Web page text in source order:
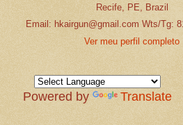
Recife, PE, Brazil
Email: hkairgun@gmail.com Wts/Tg:
Ver meu perfil completo
Powered by Translate